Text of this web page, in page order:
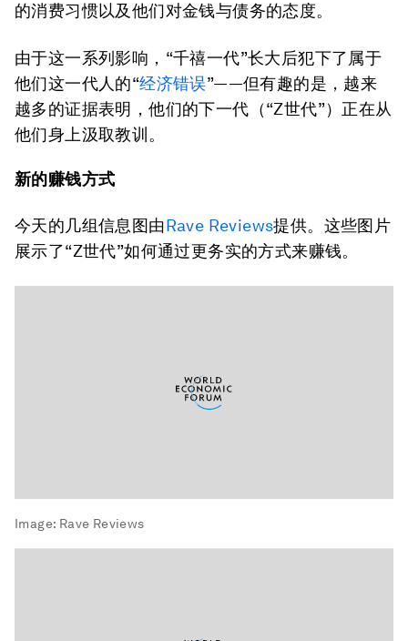
的消费习惯以及他们对金钱与债务的态度。
由于这一系列影响，“千禧一代”长大后犯下了属于
他们这一代人的“经济错误”——但有趣的是，越来
越多的证据表明，他们的下一代（“Z世代”）正在从
他们身上汲取教训。
新的赚钱方式
今天的几组信息图由Rave Reviews提供。这些图片
展示了“Z世代”如何通过更务实的方式来赚钱。
Image: Rave Reviews